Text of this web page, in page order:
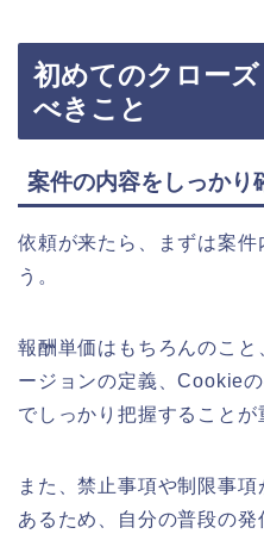
初めてのクロー
べきこと
案件の内容をしっかり
依頼が来たら、まずは案件
う。
報酬単価はもちろんのこ
ージョンの定義、Cookie
でしっかり把握することが
また、禁止事項や制限事
あるため、自分の普段の